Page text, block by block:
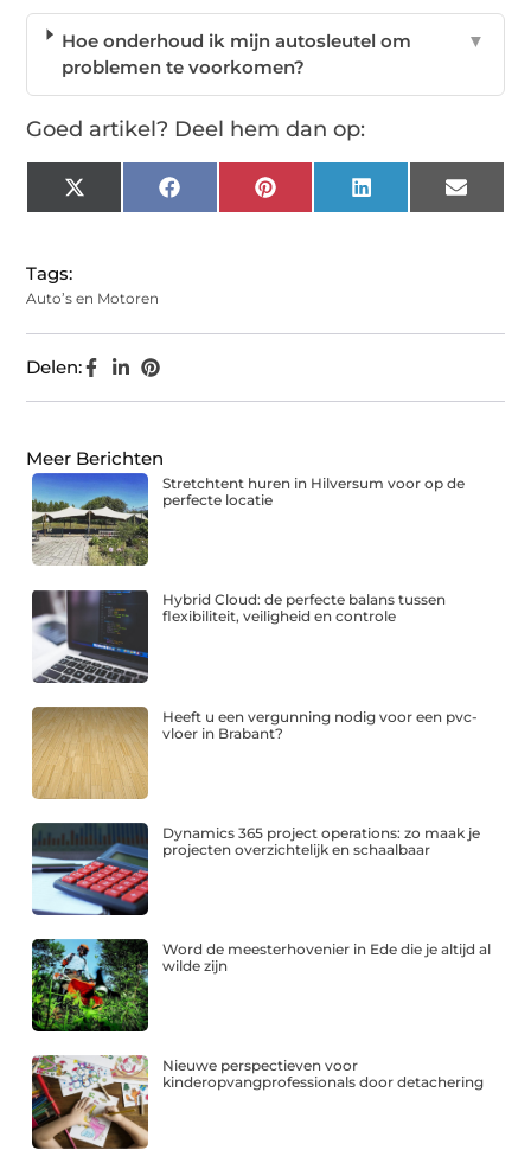
Hoe onderhoud ik mijn autosleutel om
problemen te voorkomen?
▼
Goed artikel? Deel hem dan op:
X
(Twitter)
Facebook Pinterest LinkedIn Email
Tags:
Auto’s en Motoren
Delen:
Meer Berichten
Stretchtent huren in Hilversum voor op de
perfecte locatie
Hybrid Cloud: de perfecte balans tussen
flexibiliteit, veiligheid en controle
Heeft u een vergunning nodig voor een pvc-
vloer in Brabant?
Dynamics 365 project operations: zo maak je
projecten overzichtelijk en schaalbaar
Word de meesterhovenier in Ede die je altijd al
wilde zijn
Nieuwe perspectieven voor
kinderopvangprofessionals door detachering